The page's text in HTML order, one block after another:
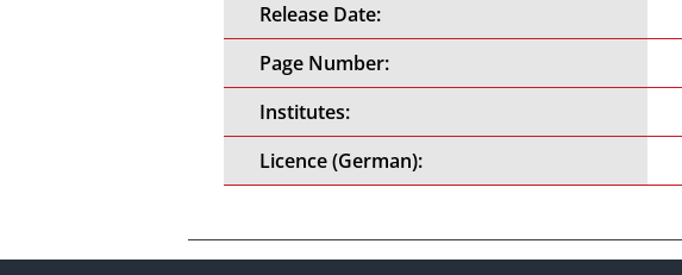
Release Date:
Page Number:
Institutes:
Licence (German):